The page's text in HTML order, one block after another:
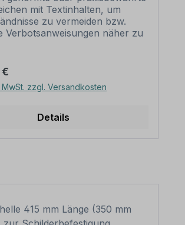
mit Textinhalten, um
zu vermeiden bzw.
Verbotsanweisungen näher zu
Kombinationsschild, dem
und einem
Text beugen Sie jeglicher
Merkmale des
Durchfahrt verboten 01 -
älter oder
- Hartschaum 3 mm
rot/schwarz,
Text und Rahmen. Alternative
Preis:
zzgl. Versandkosten
Details
überspringen